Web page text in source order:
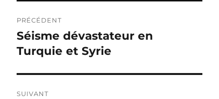
de
l’article
PRÉCÉDENT
Publication
précédente :
Séisme dévastateur en
Turquie et Syrie
SUIVANT